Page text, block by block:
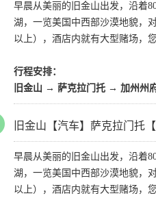
早晨从美丽的旧金山出发，沿着
湖，一览美国中西部沙漠地貌，
以上），酒店内就有大型赌场，
行程安排：
旧金山 → 萨克拉门托 → 加州州
旧金山【汽车】萨克拉门托
早晨从美丽的旧金山出发，沿着
湖，一览美国中西部沙漠地貌，
以上），酒店内就有大型赌场，